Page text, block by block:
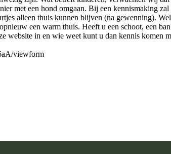
met een hond omgaan. Bij een kennismaking zal
alleen thuis kunnen blijven (na gewenning).
een warm thuis. Heeft u een schoot, een
website in en wie weet kunt u dan kennis komen
viewform